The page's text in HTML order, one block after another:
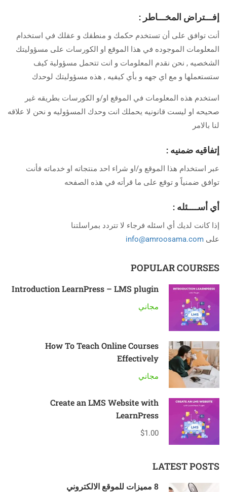
إفـــتراض المخـــاطر :
أنت توافق على أن تستخدم حكمك و منطقك و عقلك في استخدام
المعلومات الموجوده في هذا الموقع او الكورسات على مسؤوليتك
الشخصيه , نحن نقدم المعلومات و انت تتحمل مسؤولية كيف
ستستعملها و مع اي جهه و بأي كيفيه , هذه مسؤوليتك لوحدك
استخدم هذه المعلومات في الموقع او/و الكورسات بطريقه غير
صحيحه او ليست قانونيه يحملك انت وحدك المسؤوليه و نحن لا علاقه
لنا بالامر
إتفاقيه ضمنيه :
عبر استخدام هذا الموقع و/او شراء احد منتجاته او خدماته فأنت
توافق ضمنياً و توقع على ما قرأته في هذه الصفحه
أي أســــئله :
إذا كانت لديك أي اسئله فرجاء لا تتردد بمراسلتنا
على info@amroosama.com
POPULAR COURSES
Introduction LearnPress – LMS plugin
مجاني
How To Teach Online Courses
Effectively
مجاني
Create an LMS Website with
LearnPress
$1.00
LATEST POSTS
8 مميزات للموقع الالكتروني